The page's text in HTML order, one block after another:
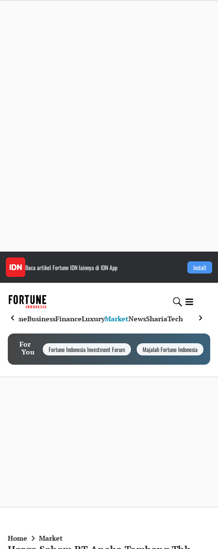
Baca artikel Fortune IDNlainnya di IDN App Install
HomeBusinessFinanceLuxuryMarketNewsShariaTech
For
You
Fortune Indonesia Investment Forum Majalah Fortune Indonesia
Home Market